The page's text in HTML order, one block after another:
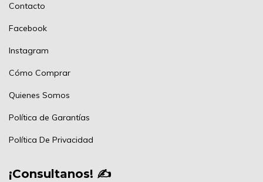
Contacto
Facebook
Instagram
Cómo Comprar
Quienes Somos
Política de Garantías
Política De Privacidad
¡Consultanos! ✍